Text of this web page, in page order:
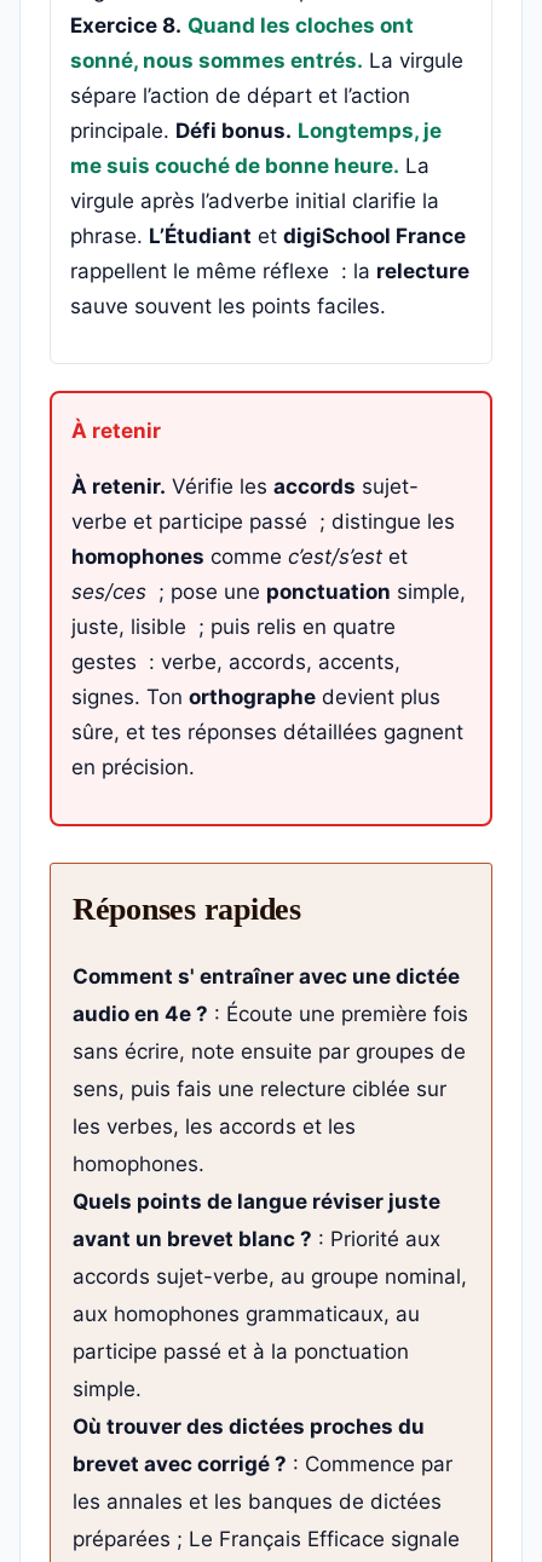
Exercice 8. Quand les cloches ont
sonné, nous sommes entrés. La virgule
sépare l’action de départ et l’action
principale. Défi bonus. Longtemps, je
me suis couché de bonne heure. La
virgule après l’adverbe initial clarifie la
phrase. L’Étudiant et digiSchool France
rappellent le même réflexe : la relecture
sauve souvent les points faciles.
À retenir. Vérifie les accords sujet-
verbe et participe passé ; distingue les
homophones comme c’est/s’est et
ses/ces ; pose une ponctuation simple,
juste, lisible ; puis relis en quatre
gestes : verbe, accords, accents,
signes. Ton orthographe devient plus
sûre, et tes réponses détaillées gagnent
en précision.
Réponses rapides
Comment s' entraîner avec une dictée
audio en 4e ? : Écoute une première fois
sans écrire, note ensuite par groupes de
sens, puis fais une relecture ciblée sur
les verbes, les accords et les
homophones.
Quels points de langue réviser juste
avant un brevet blanc ? : Priorité aux
accords sujet-verbe, au groupe nominal,
aux homophones grammaticaux, au
participe passé et à la ponctuation
simple.
Où trouver des dictées proches du
brevet avec corrigé ? : Commence par
les annales et les banques de dictées
préparées ; Le Français Efficace signale